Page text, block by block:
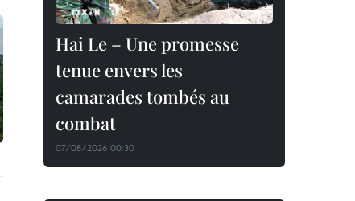
Hai Le – Une promesse
tenue envers les
camarades tombés au
combat
07/08/2026 00:30